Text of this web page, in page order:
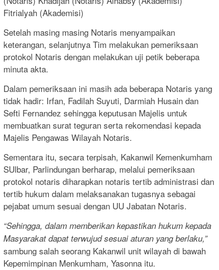
Fitrialyah (Akademisi)
Setelah masing masing Notaris menyampaikan
keterangan, selanjutnya Tim melakukan pemeriksaan
protokol Notaris dengan melakukan uji petik beberapa
minuta akta.
Dalam pemeriksaan ini masih ada beberapa Notaris yang
tidak hadir: Irfan, Fadilah Suyuti, Darmiah Husain dan
Sefti Fernandez sehingga keputusan Majelis untuk
membuatkan surat teguran serta rekomendasi kepada
Majelis Pengawas Wilayah Notaris.
Sementara itu, secara terpisah, Kakanwil Kemenkumham
SUlbar, Parlindungan berharap, melalui pemeriksaan
protokol notaris diharapkan notaris tertib administrasi dan
tertib hukum dalam melaksanakan tugasnya sebagai
pejabat umum sesuai dengan UU Jabatan Notaris.
“Sehingga, dalam memberikan kepastikan hukum kepada
Masyarakat dapat terwujud sesuai aturan yang berlaku,”
sambung salah seorang Kakanwil unit wilayah di bawah
Kepemimpinan Menkumham, Yasonna itu.